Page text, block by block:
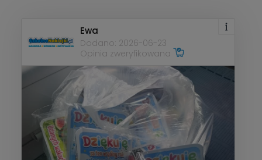
Ewa
Dodano: 2026-06-23
Opinia zweryfikowana